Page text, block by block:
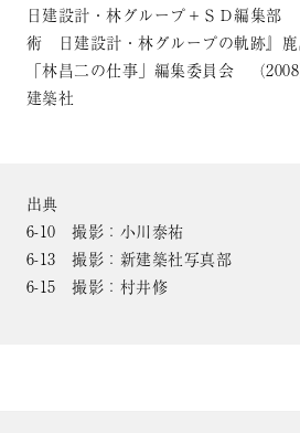
日建設計・林グループ＋ＳＤ編集部
術 日建設計・林グループの軌跡』
「林昌二の仕事」編集委員会 （
建築社
出典
6-10 撮影：小川泰祐
6-13 撮影：新建築社写真部
6-15 撮影：村井修